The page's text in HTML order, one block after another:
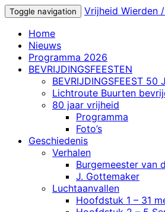
Toggle navigation
Vrijheid Wierden /
Home
Nieuws
Programma 2026
BEVRIJDINGSFEESTEN
BEVRIJDINGSFEEST 50
Lichtroute Buurten
80 jaar vrijheid
Programma
Foto’s
Geschiedenis
Verhalen
Burgemeester van
J. Gottemaker
Luchtaanvallen
Hoofdstuk 1 – 31 mei